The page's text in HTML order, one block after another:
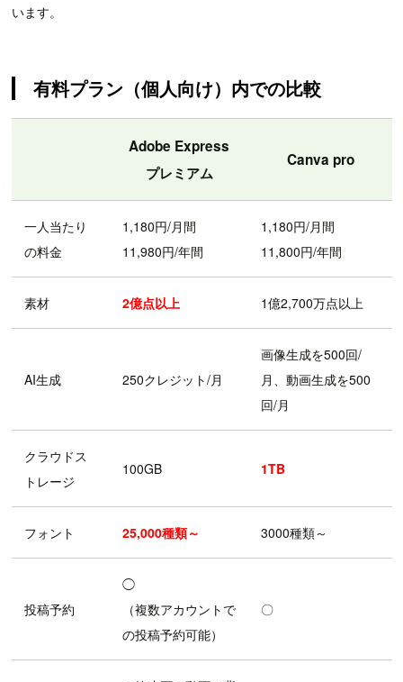
います。
有料プラン（個人向け）内での比較
Adobe Express
プレミアム
Canva pro
一人当たり
の料金
1,180円/月間
11,980円/年間
1,180円/月間
11,800円/年間
素材 2億点以上 1億2,700万点以上
AI生成 250クレジット/月
画像生成を500回/
月、動画生成を500
回/月
クラウドス
トレージ
100GB 1TB
フォント 25,000種類～ 3000種類～
投稿予約
◯
（複数アカウントで
の投稿予約可能）
〇